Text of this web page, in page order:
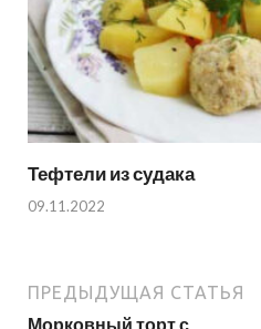
Тефтели из судака
09.11.2022
ПРЕДЫДУЩАЯ СТАТЬЯ
Морковный торт с